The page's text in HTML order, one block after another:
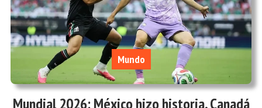
Mundial 2026: México hizo historia, Canadá
Mundo